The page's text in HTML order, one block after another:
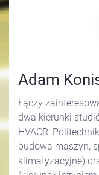
Adam
Łączy
dwa kierunki
HVACR:
budowa maszyn,
klimatyzacyjne)